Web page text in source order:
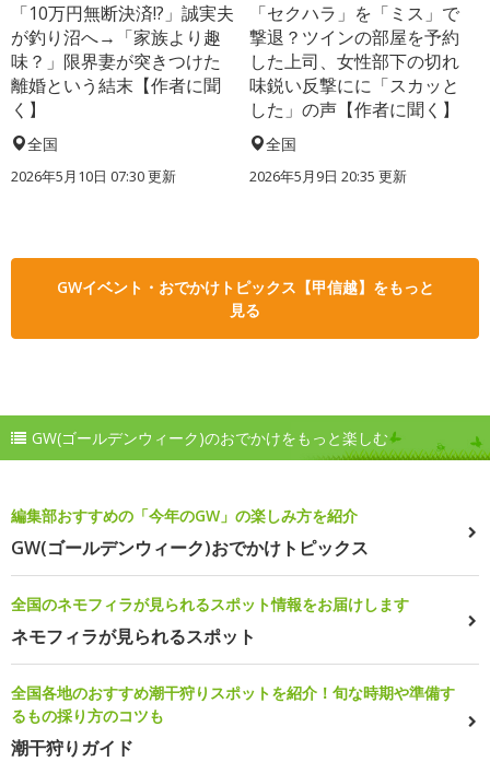
「10万円無断決済!?」誠実夫
が釣り沼へ→「家族より趣
味？」限界妻が突きつけた
離婚という結末【作者に聞
く】
全国
2026年5月10日 07:30 更新
「セクハラ」を「ミス」で
撃退？ツインの部屋を予約
した上司、女性部下の切れ
味鋭い反撃にに「スカッと
した」の声【作者に聞く】
全国
2026年5月9日 20:35 更新
GWイベント・おでかけトピックス【甲信越】をもっと
見る
GW(ゴールデンウィーク)のおでかけをもっと楽しむ
編集部おすすめの「今年のGW」の楽しみ方を紹介
GW(ゴールデンウィーク)おでかけトピックス
全国のネモフィラが見られるスポット情報をお届けします
ネモフィラが見られるスポット
全国各地のおすすめ潮干狩りスポットを紹介！旬な時期や準備す
るもの採り方のコツも
潮干狩りガイド